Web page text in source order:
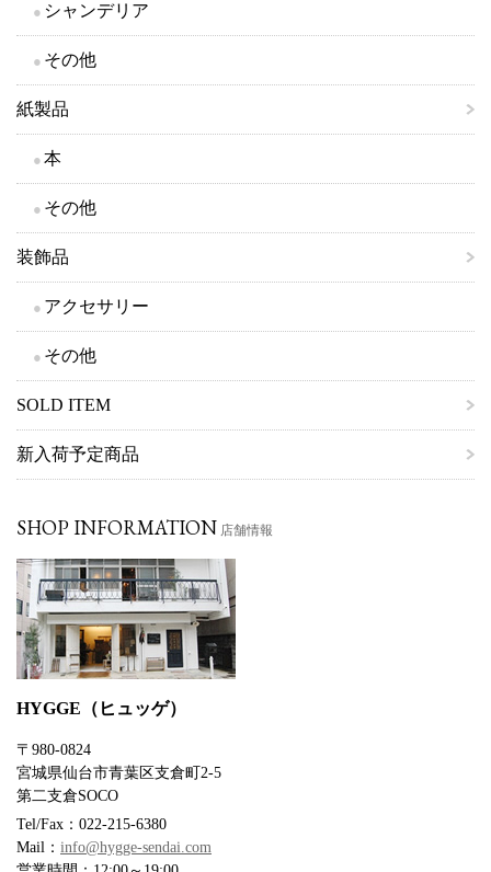
シャンデリア
その他
紙製品
本
その他
装飾品
アクセサリー
その他
SOLD ITEM
新入荷予定商品
SHOP INFORMATION 店舗情報
HYGGE（ヒュッゲ）
〒980-0824
宮城県仙台市青葉区支倉町2-5
第二支倉SOCO
Tel/Fax：022-215-6380
Mail： info@hygge-sendai.com